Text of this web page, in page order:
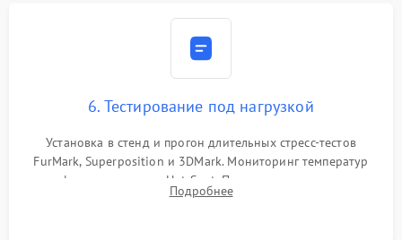
6. Тестирование под нагрузкой
Установка в стенд и прогон длительных стресс-тестов
FurMark, Superposition и 3DMark. Мониторинг температур
графического чипа и Hot Spot. Проверка на отсутствие
артефактов изображения, вылетов драйвера и зависаний.
Подробнее